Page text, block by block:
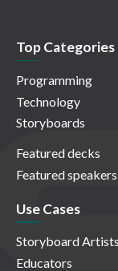
Top Categories
Programming
Technology
Storyboards
Featured decks
Featured speakers
Use Cases
Storyboard Artists
Educators